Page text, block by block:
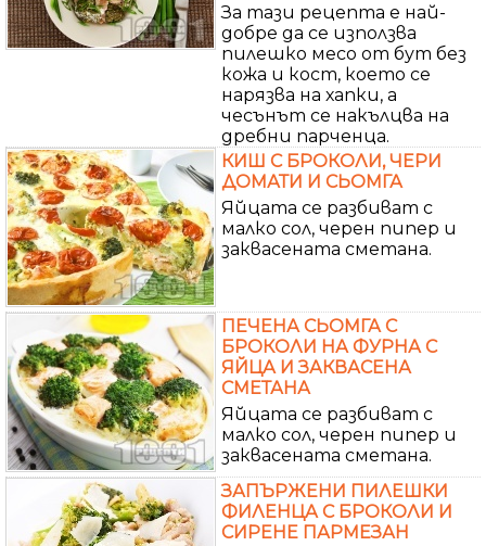
За тази рецепта е най-
добре да се използва
пилешко месо от бут без
кожа и кост, което се
нарязва на хапки, а
чесънът се накълцва на
дребни парченца.
КИШ С БРОКОЛИ, ЧЕРИ
ДОМАТИ И СЬОМГА
Яйцата се разбиват с
малко сол, черен пипер и
заквасената сметана.
ПЕЧЕНА СЬОМГА С
БРОКОЛИ НА ФУРНА С
ЯЙЦА И ЗАКВАСЕНА
СМЕТАНА
Яйцата се разбиват с
малко сол, черен пипер и
заквасената сметана.
ЗАПЪРЖЕНИ ПИЛЕШКИ
ФИЛЕНЦА С БРОКОЛИ И
СИРЕНЕ ПАРМЕЗАН